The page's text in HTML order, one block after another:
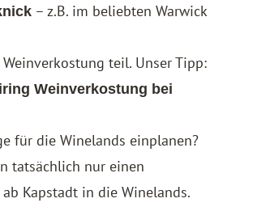
– z.B. im beliebten Warwick
teil. Unser Tipp:
Weinverkostung bei
für die Winelands einplanen?
tatsächlich nur einen
ab Kapstadt in die Winelands.